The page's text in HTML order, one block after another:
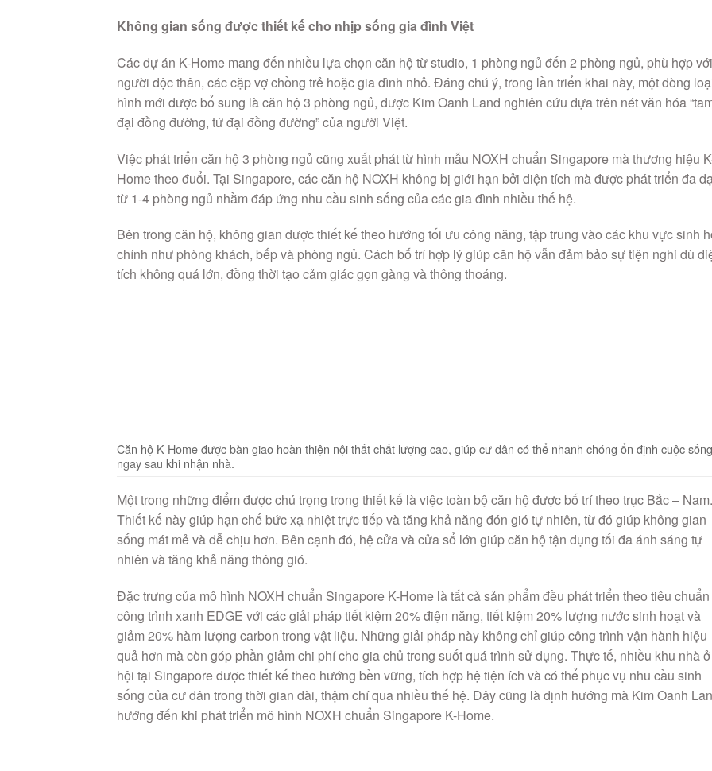
Không gian sống được thiết kế cho nhịp sống gia đình Việt
Các dự án K-Home mang đến nhiều lựa chọn căn hộ từ studio, 1 phòng ngủ đến 2 phòng ngủ, phù hợp với
người độc thân, các cặp vợ chồng trẻ hoặc gia đình nhỏ. Đáng chú ý, trong lần triển khai này, một dòng
hình mới được bổ sung là căn hộ 3 phòng ngủ, được Kim Oanh Land nghiên cứu dựa trên nét văn hóa
đại đồng đường, tứ đại đồng đường” của người Việt.
Việc phát triển căn hộ 3 phòng ngủ cũng xuất phát từ hình mẫu NOXH chuẩn Singapore mà thương hiệu
Home theo đuổi. Tại Singapore, các căn hộ NOXH không bị giới hạn bởi diện tích mà được phát triển đa
từ 1-4 phòng ngủ nhằm đáp ứng nhu cầu sinh sống của các gia đình nhiều thế hệ.
Bên trong căn hộ, không gian được thiết kế theo hướng tối ưu công năng, tập trung vào các khu vực sinh
chính như phòng khách, bếp và phòng ngủ. Cách bố trí hợp lý giúp căn hộ vẫn đảm bảo sự tiện nghi dù
tích không quá lớn, đồng thời tạo cảm giác gọn gàng và thông thoáng.
Căn hộ K-Home được bàn giao hoàn thiện nội thất chất lượng cao, giúp cư dân có thể nhanh chóng ổn định cuộc sống
ngay sau khi nhận nhà.
Một trong những điểm được chú trọng trong thiết kế là việc toàn bộ căn hộ được bố trí theo trục Bắc – Nam.
Thiết kế này giúp hạn chế bức xạ nhiệt trực tiếp và tăng khả năng đón gió tự nhiên, từ đó giúp không gian
sống mát mẻ và dễ chịu hơn. Bên cạnh đó, hệ cửa và cửa sổ lớn giúp căn hộ tận dụng tối đa ánh sáng tự
nhiên và tăng khả năng thông gió.
Đặc trưng của mô hình NOXH chuẩn Singapore K-Home là tất cả sản phẩm đều phát triển theo tiêu chuẩn
công trình xanh EDGE với các giải pháp tiết kiệm 20% điện năng, tiết kiệm 20% lượng nước sinh hoạt và
giảm 20% hàm lượng carbon trong vật liệu. Những giải pháp này không chỉ giúp công trình vận hành hiệu
quả hơn mà còn góp phần giảm chi phí cho gia chủ trong suốt quá trình sử dụng. Thực tế, nhiều khu nhà
hội tại Singapore được thiết kế theo hướng bền vững, tích hợp hệ tiện ích và có thể phục vụ nhu cầu sinh
sống của cư dân trong thời gian dài, thậm chí qua nhiều thế hệ. Đây cũng là định hướng mà Kim Oanh
hướng đến khi phát triển mô hình NOXH chuẩn Singapore K-Home.